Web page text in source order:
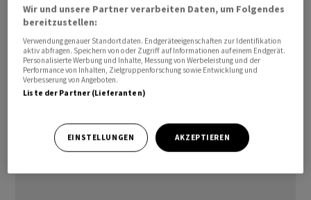
(AWP)
Wir und unsere Partner verarbeiten Daten, um Folgendes
bereitzustellen:
Verwendung genauer Standortdaten. Endgeräteeigenschaften zur Identifikation
aktiv abfragen. Speichern von oder Zugriff auf Informationen auf einem Endgerät.
Personalisierte Werbung und Inhalte, Messung von Werbeleistung und der
Performance von Inhalten, Zielgruppenforschung sowie Entwicklung und
Verbesserung von Angeboten.
Liste der Partner (Lieferanten)
EINSTELLUNGEN AKZEPTIEREN